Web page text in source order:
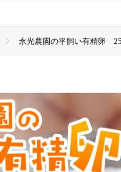
永光農園の平飼い有精卵